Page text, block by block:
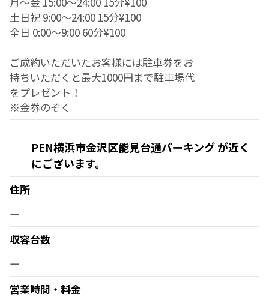
土日祝 9:00～24:00 15分¥100
全日 0:00～9:00 60分¥100
ご成約いただいたお客様には駐車券をお
持ちいただくと最大1000円まで駐車場代
をプレゼント！
※金券のぞく
PEN横浜市金沢区能見台通パーキング が近く
にございます。
住所
ー
収容台数
ー
営業時間・料金